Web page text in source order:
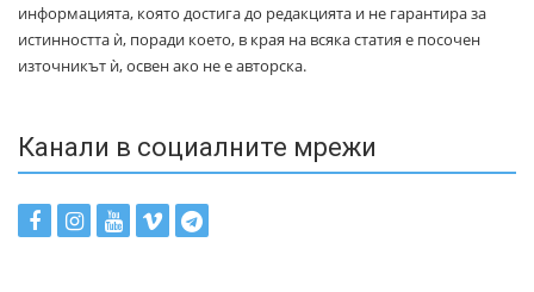
информацията, която достига до редакцията и не гарантира за
истинността ѝ, поради което, в края на всяка статия е посочен
източникът ѝ, освен ако не е авторска.
Канали в социалните мрежи